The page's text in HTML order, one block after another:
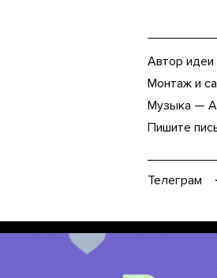
Автор
Монтаж и
Музыка —
Пишите
Телеграм